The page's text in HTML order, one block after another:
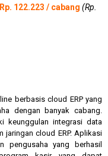
122.223 / cabang (Rp.
berbasis cloud ERP yang
dengan banyak cabang.
keunggulan integrasi data
jaringan cloud ERP. Aplikasi
pengusaha yang berhasil